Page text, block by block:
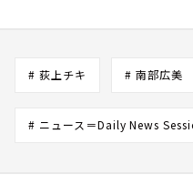
# 荻上チキ # 南部広美
# ニュース＝Daily News